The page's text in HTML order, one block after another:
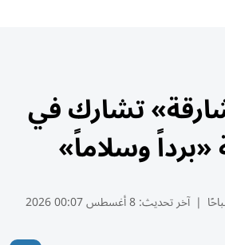
تشارك في
وسلاماً»
| آخر تحديث:8 أغسطس 00:07 2026